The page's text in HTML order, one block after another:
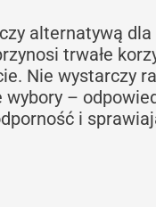
alternatywą dla
trwałe
Nie wystarczy
wybory –
i